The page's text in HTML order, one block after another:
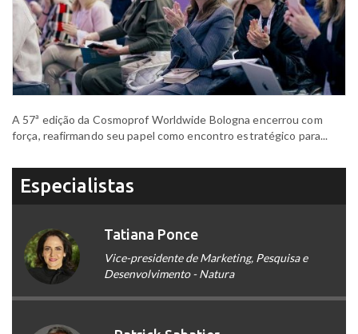
A 57ª edição da Cosmoprof Worldwide Bologna encerrou com
força, reafirmando seu papel como encontro estratégico para...
Especialistas
Tatiana Ponce
Vice-presidente de Marketing, Pesquisa e
Desenvolvimento - Natura